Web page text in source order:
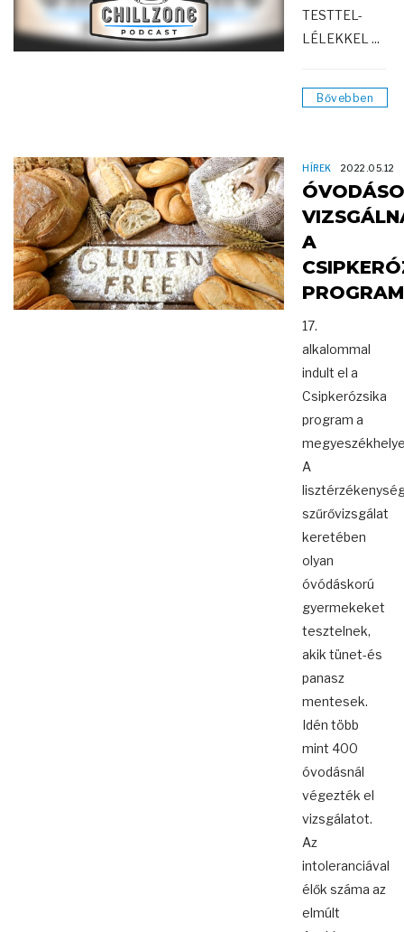
TESTTEL-
LÉLEKKEL ...
Bővebben
HÍREK 2022.05.12
A
17.
alkalommal
indult el a
Csipkerózsika
program a
A
szűrővizsgálat
keretében
olyan
óvódáskorú
gyermekeket
tesztelnek,
akik tünet-és
panasz
mentesek.
Idén több
mint 400
óvodásnál
végezték el
vizsgálatot.
Az
intoleranciával
élők száma az
elmúlt